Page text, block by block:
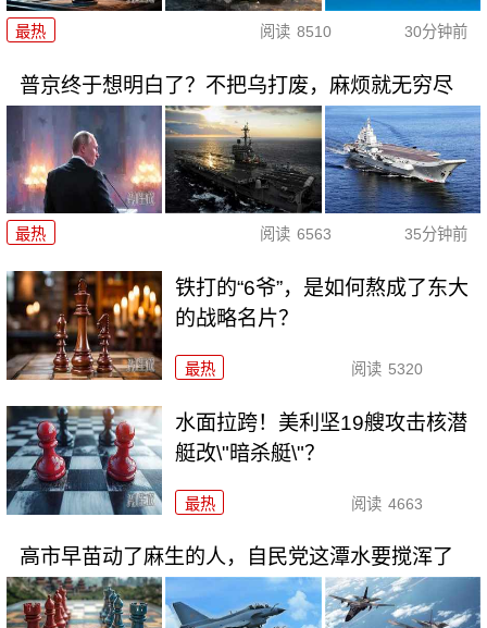
最热 阅读 8510 30分钟前
普京终于想明白了？不把乌打废，麻烦就无穷尽
最热 阅读 6563 35分钟前
铁打的“6爷”，是如何熬成了东大
的战略名片？
最热 阅读 5320
水面拉跨！美利坚19艘攻击核潜
艇改\"暗杀艇\"？
最热 阅读 4663
高市早苗动了麻生的人，自民党这潭水要搅浑了